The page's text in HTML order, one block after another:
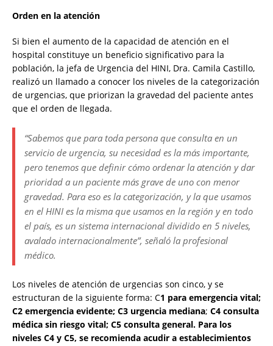
Orden en la atención
Si bien el aumento de la capacidad de atención en el
hospital constituye un beneficio significativo para la
población, la jefa de Urgencia del HINI, Dra. Camila Castillo,
realizó un llamado a conocer los niveles de la categorización
de urgencias, que priorizan la gravedad del paciente antes
que el orden de llegada.
“Sabemos que para toda persona que consulta en un
servicio de urgencia, su necesidad es la más importante,
pero tenemos que definir cómo ordenar la atención y dar
prioridad a un paciente más grave de uno con menor
gravedad. Para eso es la categorización, y la que usamos
en el HINI es la misma que usamos en la región y en todo
el país, es un sistema internacional dividido en 5 niveles,
avalado internacionalmente”, señaló la profesional
médico.
Los niveles de atención de urgencias son cinco, y se
estructuran de la siguiente forma: C1 para emergencia vital;
C2 emergencia evidente; C3 urgencia mediana; C4 consulta
médica sin riesgo vital; C5 consulta general. Para los
niveles C4 y C5, se recomienda acudir a establecimientos